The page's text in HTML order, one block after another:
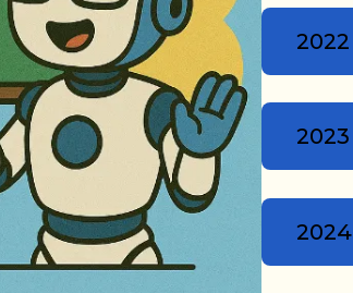
2022
2023
2024